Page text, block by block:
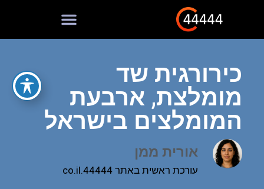
כירורגית שד
מומלצת, ארבעת
המומלצים בישראל
אורית ממן
עורכת ראשית באתר 44444.co.il